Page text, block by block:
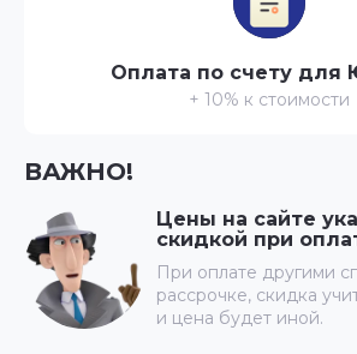
ВАЖНО!
Цены на сайте
скидкой при
При оплате другими
рассрочке, скидка
и цена будет иной.
Оплата по счету для
+ 10% к стоимости